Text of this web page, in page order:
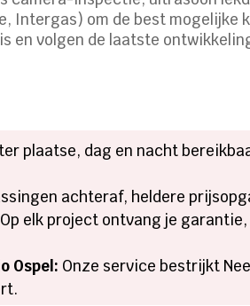
Intergas) om de best
en volgen de laatste
plaatse, dag en nacht
achteraf, heldere
Op elk project ontvang je
Ospel: Onze service bestrijkt